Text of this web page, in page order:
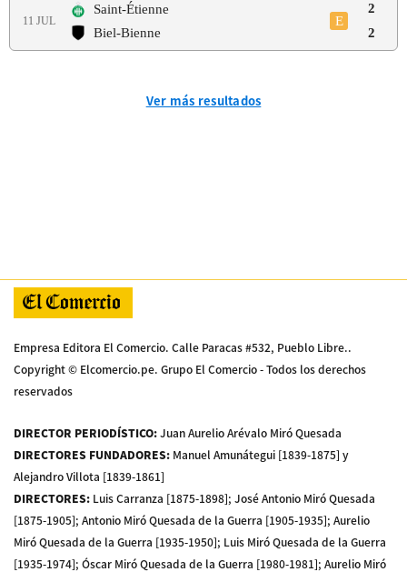
11 JUL
Saint-Étienne
Biel-Bienne
E
2
2
Ver más resultados
Empresa Editora El Comercio. Calle Paracas #532, Pueblo Libre..
Copyright © Elcomercio.pe. Grupo El Comercio - Todos los derechos
reservados
DIRECTOR PERIODÍSTICO:Juan Aurelio Arévalo Miró Quesada
DIRECTORES FUNDADORES: Manuel Amunátegui [1839-1875] y
Alejandro Villota [1839-1861]
DIRECTORES: Luis Carranza [1875-1898]; José Antonio Miró Quesada
[1875-1905]; Antonio Miró Quesada de la Guerra [1905-1935]; Aurelio
Miró Quesada de la Guerra [1935-1950]; Luis Miró Quesada de la Guerra
[1935-1974]; Óscar Miró Quesada de la Guerra [1980-1981]; Aurelio Miró